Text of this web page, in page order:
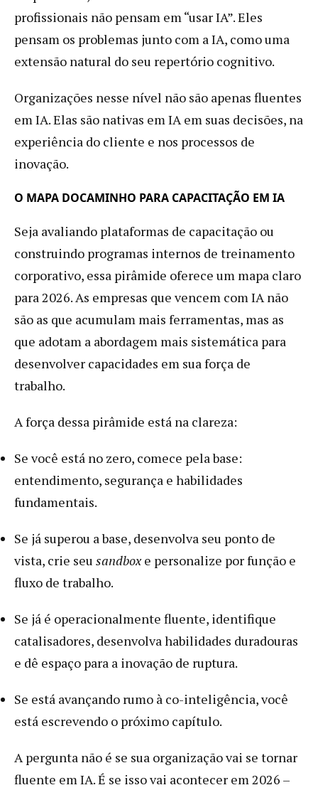
profissionais não pensam em “usar IA”. Eles
pensam os problemas junto com a IA, como uma
extensão natural do seu repertório cognitivo.
Organizações nesse nível não são apenas fluentes
em IA. Elas são nativas em IA em suas decisões, na
experiência do cliente e nos processos de
inovação.
O MAPA DOCAMINHO PARA CAPACITAÇÃO EM IA
Seja avaliando plataformas de capacitação ou
construindo programas internos de treinamento
corporativo, essa pirâmide oferece um mapa claro
para 2026. As empresas que vencem com IA não
são as que acumulam mais ferramentas, mas as
que adotam a abordagem mais sistemática para
desenvolver capacidades em sua força de
trabalho.
A força dessa pirâmide está na clareza:
Se você está no zero, comece pela base:
entendimento, segurança e habilidades
fundamentais.
Se já superou a base, desenvolva seu ponto de
vista, crie seu sandboxe personalize por função e
fluxo de trabalho.
Se já é operacionalmente fluente, identifique
catalisadores, desenvolva habilidades duradouras
e dê espaço para a inovação de ruptura.
Se está avançando rumo à co-inteligência, você
está escrevendo o próximo capítulo.
A pergunta não é se sua organização vai se tornar
fluente em IA. É se isso vai acontecer em 2026 –